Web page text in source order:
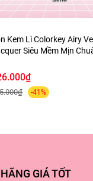
Kem Lì Colorkey Airy
Siêu Mềm Mịn
-41%
GIÁ TỐT